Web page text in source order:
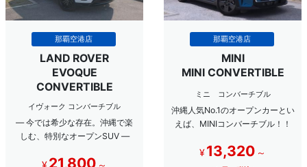
那覇空港店
LAND ROVER
EVOQUE
CONVERTIBLE
イヴォーク コンバーチブル
― 今では希少な存在。沖縄で楽
しむ、特別なオープンSUV ―
¥21,800 ～
那覇空港店
MINI
MINI CONVERTIBLE
ミニ コンバーチブル
沖縄人気No.1のオープンカーとい
えば、MINIコンバーチブル！！
¥13,320 ～